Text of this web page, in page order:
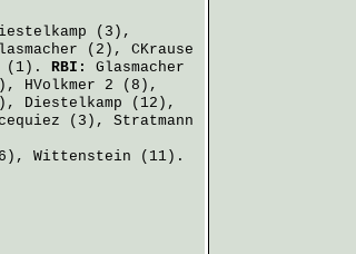
(3),
(2), CKrause
(1). RBI: Glasmacher
HVolkmer 2 (8),
Diestelkamp (12),
(3), Stratmann
Wittenstein (11).